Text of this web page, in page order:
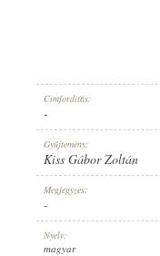
LEMEZSZÁM:
Címfordítás:
-
Gyűjtemény:
Kiss Gábor Zoltán
Megjegyzés:
-
Nyelv:
magyar